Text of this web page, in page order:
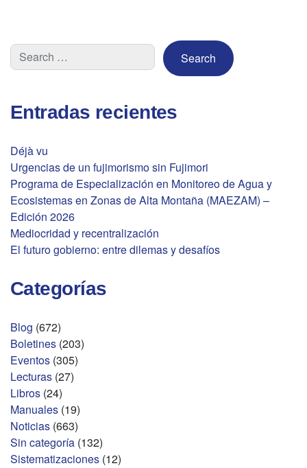
Entradas recientes
Déjà vu
Urgencias de un fujimorismo sin Fujimori
Programa de Especialización en Monitoreo de Agua y
Ecosistemas en Zonas de Alta Montaña (MAEZAM) –
Edición 2026
Mediocridad y recentralización
El futuro gobierno: entre dilemas y desafíos
Categorías
Blog (672)
Boletines (203)
Eventos (305)
Lecturas (27)
Libros (24)
Manuales (19)
Noticias (663)
Sin categoría (132)
Sistematizaciones (12)